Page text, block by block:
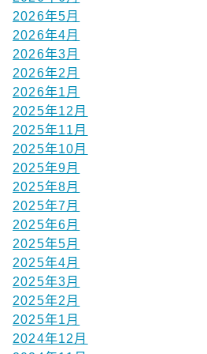
2026年5月
2026年4月
2026年3月
2026年2月
2026年1月
2025年12月
2025年11月
2025年10月
2025年9月
2025年8月
2025年7月
2025年6月
2025年5月
2025年4月
2025年3月
2025年2月
2025年1月
2024年12月